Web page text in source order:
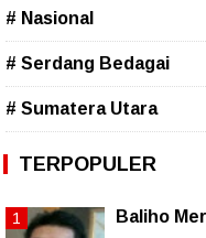
# Nasional
# Serdang Bedagai
# Sumatera Utara
TERPOPULER
Baliho